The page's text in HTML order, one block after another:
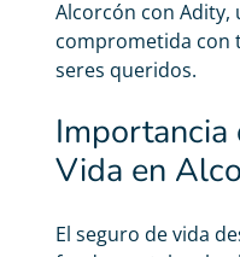
Alcorcón con Adity,
comprometida con
seres queridos.
Vida en
El seguro de vida